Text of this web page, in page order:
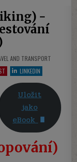
-
AND TRANSPORT
LINKEDIN
Uložit
jako
eBook